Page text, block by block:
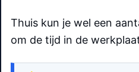
Thuis kun je wel een
om de tijd in de